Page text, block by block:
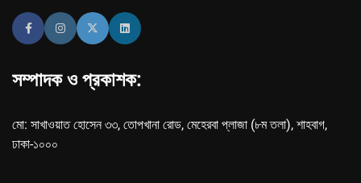
সম্পাদক ও প্রকাশক:
মো: সাখাওয়াত হোসেন ৩৩, তোপখানা রোড, মেহেরবা প্লাজা (৮ম তলা), শাহবাগ,
ঢাকা-১০০০